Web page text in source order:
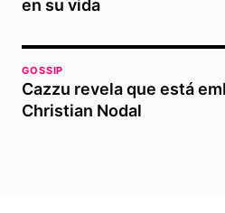
en su vida
GOSSIP
Cazzu revela que está
Christian Nodal